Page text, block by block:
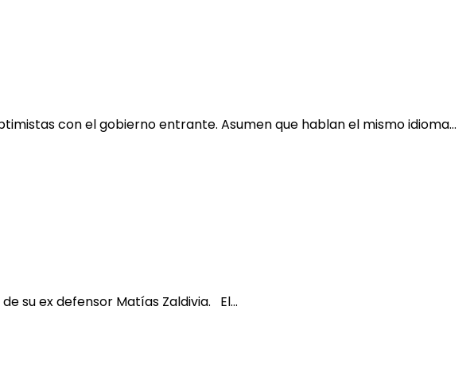
con el gobierno entrante. Asumen que hablan el mismo idioma…
su ex defensor Matías Zaldivia. El…